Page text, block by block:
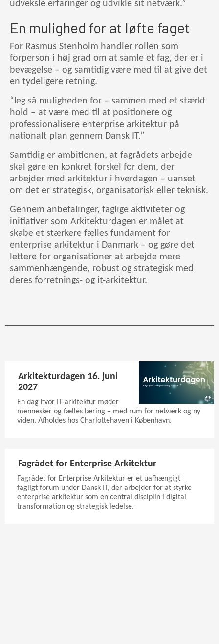
udveksle erfaringer og udvikle sit netværk.”
En mulighed for at løfte faget
For Rasmus Stenholm handler rollen som
forperson i høj grad om at samle et fag, der er i
bevægelse – og samtidig være med til at give det
en tydeligere retning.
“Jeg så muligheden for – sammen med et stærkt
hold – at være med til at positionere og
professionalisere enterprise arkitektur på
nationalt plan gennem Dansk IT.”
Samtidig er ambitionen, at fagrådets arbejde
skal gøre en konkret forskel for dem, der
arbejder med arkitektur i hverdagen – uanset
om det er strategisk, organisatorisk eller teknisk.
Gennem anbefalinger, faglige aktiviteter og
initiativer som Arkitekturdagen er målet at
skabe et stærkere fælles fundament for
enterprise arkitektur i Danmark – og gøre det
lettere for organisationer at arbejde mere
sammenhængende, robust og strategisk med
deres forretnings- og it-arkitektur.
Arkitekturdagen 16. juni
2027
En dag hvor IT-arkitektur møder
mennesker og fælles læring – med rum for netværk og ny
viden. Afholdes hos Charlottehaven i København.
Fagrådet for Enterprise Arkitektur
Fagrådet for Enterprise Arkitektur er et uafhængigt
fagligt forum under Dansk IT, der arbejder for at styrke
enterprise arkitektur som en central disciplin i digital
transformation og strategisk ledelse.